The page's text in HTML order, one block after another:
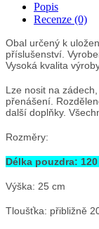
Popis
Recenze (0)
Obal určený k
příslušenství.
Vysoká kvalita
Lze nosit na
přenášení.
další doplňky.
Rozměry:
Délka pouzdra:
Výška: 25 cm
Tloušťka: přibližně